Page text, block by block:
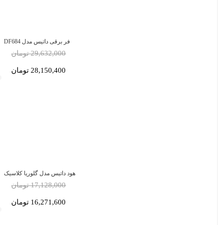
فر برقی داتیس مدل DF684
29,632,000 تومان
28,150,400 تومان
هود داتیس مدل گلوریا کلاسیک
17,128,000 تومان
16,271,600 تومان